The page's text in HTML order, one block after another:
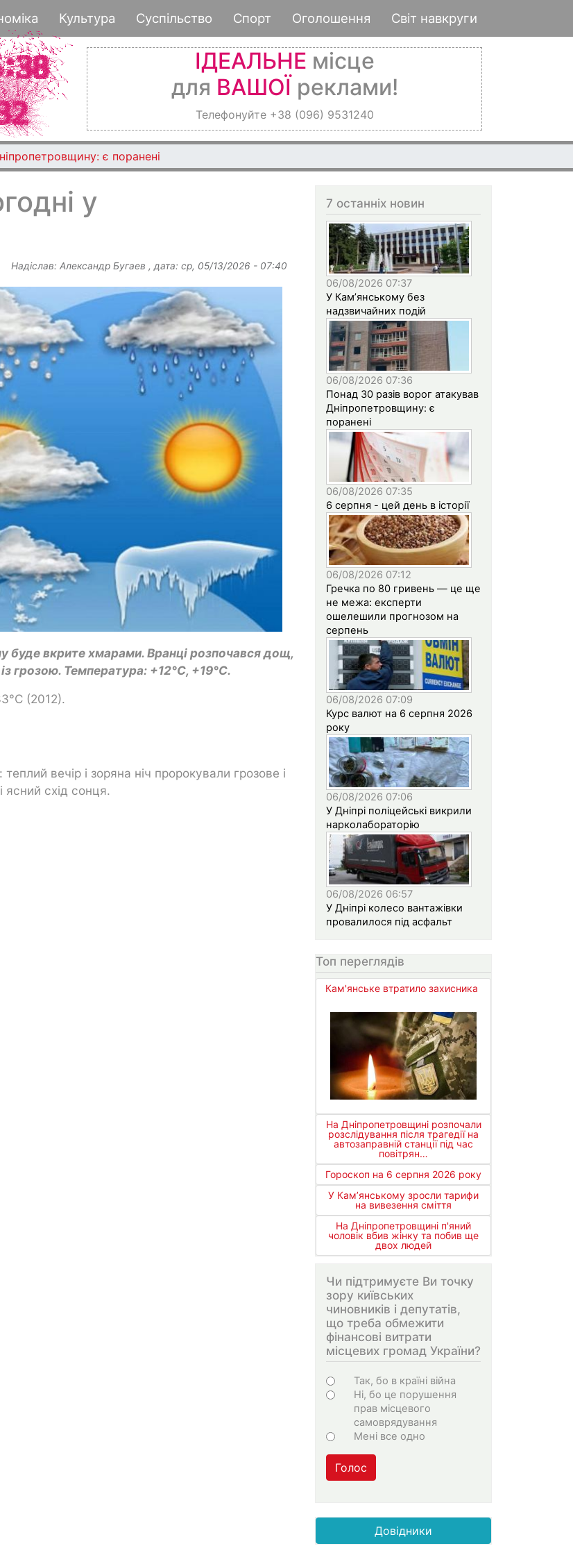
до
основного
Культура Суспільство Спорт Оголошення Світ навкруги
ІДЕАЛЬНЕ місце
для ВАШОЇ реклами!
Телефонуйте +38 (096) 9531240
є поранені
у
Надіслав: Александр Бугаев , дата: ср, 05/13/2026 - 07:40
буде вкрите хмарами. Вранці розпочався дощ,
грозою. Температура: +12°C, +19°C.
(2012).
вечір і зоряна ніч пророкували грозове і
ясний схід сонця.
7 останніх новин
06/08/2026 07:37
У Кам’янському без
надзвичайних подій
06/08/2026 07:36
Понад 30 разів ворог атакував
Дніпропетровщину: є
поранені
06/08/2026 07:35
6 серпня - цей день в історії
06/08/2026 07:12
Гречка по 80 гривень — це ще
не межа: експерти
ошелешили прогнозом на
серпень
06/08/2026 07:09
Курс валют на 6 серпня 2026
року
06/08/2026 07:06
У Дніпрі поліцейські викрили
нарколабораторію
06/08/2026 06:57
У Дніпрі колесо вантажівки
провалилося під асфальт
Топ переглядів
Кам'янське втратило захисника
На Дніпропетровщині розпочали
розслідування після трагедії на
автозаправній станції під час
повітрян…
Гороскоп на 6 серпня 2026 року
У Кам’янському зросли тарифи
на вивезення сміття
На Дніпропетровщині п'яний
чоловік вбив жінку та побив ще
двох людей
Чи підтримуєте Ви точку
зору київських
чиновників і депутатів,
що треба обмежити
фінансові витрати
місцевих громад України?
Варіанти
Так, бо в країні війна
Ні, бо це порушення
прав місцевого
самоврядування
Мені все одно
Голос
Довідники